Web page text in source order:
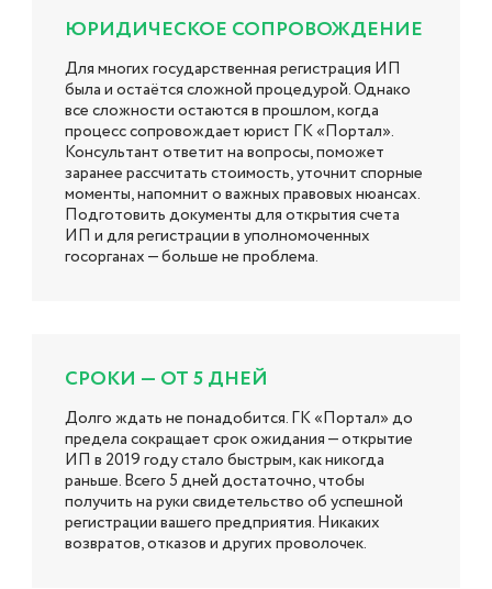
ЮРИДИЧЕСКОЕ СОПРОВОЖДЕНИЕ
Для многих государственная регистрация ИП
была и остаётся сложной процедурой. Однако
все сложности остаются в прошлом, когда
процесс сопровождает юрист ГК «Портал».
Консультант ответит на вопросы, поможет
заранее рассчитать стоимость, уточнит спорные
моменты, напомнит о важных правовых нюансах.
Подготовить документы для открытия счета
ИП и для регистрации в уполномоченных
госорганах — больше не проблема.
СРОКИ — ОТ 5 ДНЕЙ
Долго ждать не понадобится. ГК «Портал» до
предела сокращает срок ожидания — открытие
ИП в 2019 году стало быстрым, как никогда
раньше. Всего 5 дней достаточно, чтобы
получить на руки свидетельство об успешной
регистрации вашего предприятия. Никаких
возвратов, отказов и других проволочек.